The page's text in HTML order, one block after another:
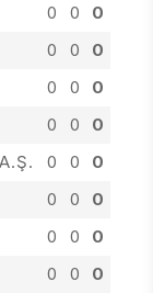
0 0
0
0 0
0
0 0
0
0 0
0
0 0
0
0 0
0
0 0
0
0 0
0